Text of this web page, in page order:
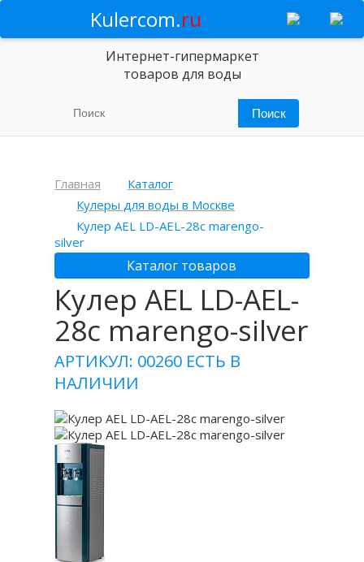
Kulercom.ru
Интернет-гипермаркет
товаров для воды
Главная
Каталог
Кулеры для воды в Москве
Кулер AEL LD-AEL-28c marengo-
silver
Каталог товаров
Кулер AEL LD-AEL-
28c marengo-silver
АРТИКУЛ: 00260 ЕСТЬ В
НАЛИЧИИ